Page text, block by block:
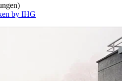
by IHG